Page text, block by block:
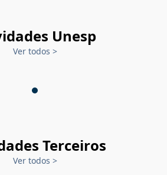
Unesp
Ver todos >
Terceiros
Ver todos >